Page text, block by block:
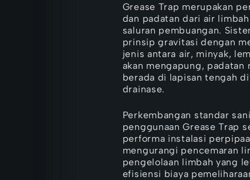
Grease Trap merupakan
dan padatan dari air
saluran pembuangan.
prinsip gravitasi dengan
jenis antara air, minyak,
akan mengapung, padatan
berada di lapisan tengah
drainase.
Perkembangan standar
penggunaan Grease Trap
performa instalasi
mengurangi pencemaran
pengelolaan limbah yang
efisiensi biaya